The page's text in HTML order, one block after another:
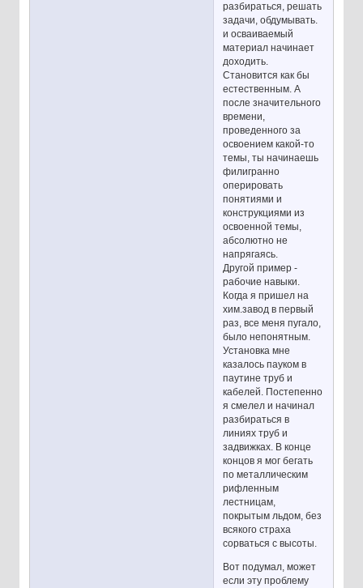
разбираться, решать
задачи, обдумывать.
и осваиваемый
материал начинает
доходить.
Становится как бы
естественным. А
после значительного
времени,
проведенного за
освоением какой-то
темы, ты начинаешь
филигранно
оперировать
понятиями и
конструкциями из
освоенной темы,
абсолютно не
напрягаясь.
Другой пример -
рабочие навыки.
Когда я пришел на
хим.завод в первый
раз, все меня пугало,
было непонятным.
Установка мне
казалось пауком в
паутине труб и
кабелей. Постепенно
я смелел и начинал
разбираться в
линиях труб и
задвижках. В конце
концов я мог бегать
по металлическим
рифленным
лестницам,
покрытым льдом, без
всякого страха
сорваться с высоты.
Вот подумал, может
если эту проблему